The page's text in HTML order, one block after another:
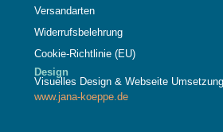
Versandarten
Widerrufsbelehrung
Cookie-Richtlinie (EU)
Design
Visuelles Design & Webseite
www.jana-koeppe.de